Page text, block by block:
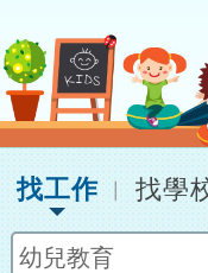
找工作 ︱ 找學